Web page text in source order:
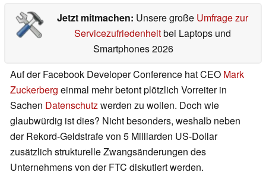
Jetzt mitmachen: Unsere große Umfrage zur
Servicezufriedenheitbei Laptops und
Smartphones 2026
Auf der Facebook Developer Conference hat CEO Mark
Zuckerberg einmal mehr betont plötzlich Vorreiter in
Sachen Datenschutzwerden zu wollen. Doch wie
glaubwürdig ist dies? Nicht besonders, weshalb neben
der Rekord-Geldstrafe von 5 Milliarden US-Dollar
zusätzlich strukturelle Zwangsänderungen des
Unternehmens von der FTC diskutiert werden.